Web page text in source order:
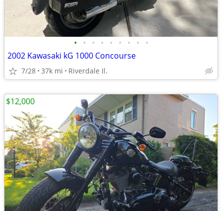
• • • • • • • • •
2002 Kawasaki kG 1000 Concourse
7/28 37k mi Riverdale Il.
$12,000